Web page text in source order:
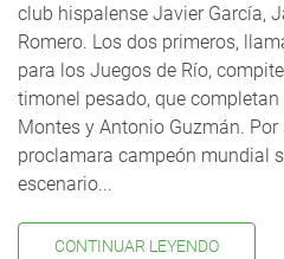
club hispalense Javier García,
Romero. Los dos primeros,
para los Juegos de Río,
timonel pesado, que
Montes y Antonio Guzmán. Por
proclamara campeón mundial
escenario...
CONTINUAR LEYENDO